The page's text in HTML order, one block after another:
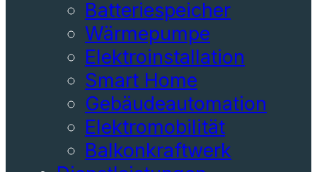
Batteriespeicher
Wärmepumpe
Elektroinstallation
Smart Home
Gebäudeautomation
Elektromobilität
Balkonkraftwerk